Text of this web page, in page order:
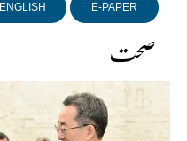
E-PAPER
ENGLISH
صحت